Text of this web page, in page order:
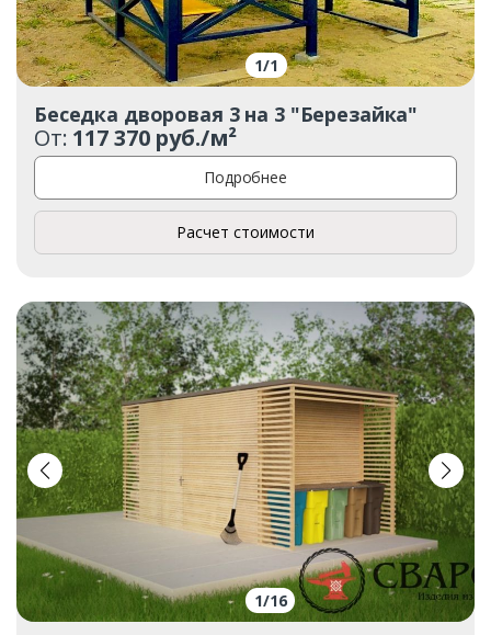
1/1
Беседка дворовая 3 на 3 "Березайка"
От: 117 370 руб./м²
Подробнее
Расчет стоимости
1/16